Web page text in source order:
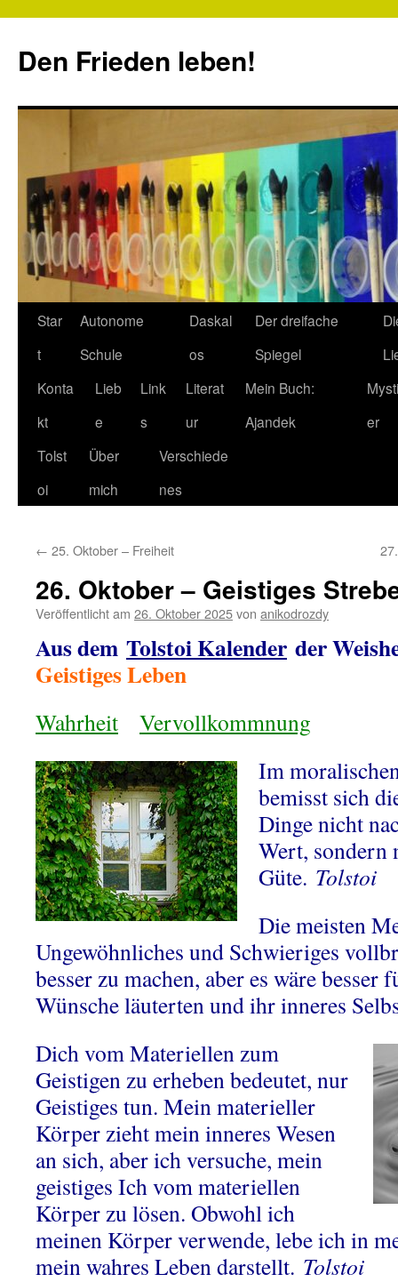
springen
Den Frieden leben!
Star
t
Autonome
Schule
Daskal
os
Der dreifache
Spiegel
Konta
kt
Lieb
e
Link
s
Literat
ur
Mein Buch:
Ajandek
er
Tolst
oi
Über
mich
Verschiede
nes
← 25. Oktober – Freiheit
26. Oktober – Geistiges
Veröffentlicht am 26. Oktober 2025von anikodrozdy
Aus dem Tolstoi Kalender der
Geistiges Leben
Wahrheit
Vervollkommnung
Im
bemisst sich
Dinge nicht
Wert, sondern
Güte. Tolstoi
Die meisten
Ungewöhnliches und Schwieriges
besser zu machen, aber es wäre besser
Wünsche läuterten und ihr inneres
Dich vom Materiellen zum
Geistigen zu erheben bedeutet, nur
Geistiges tun. Mein materieller
Körper zieht mein inneres Wesen
an sich, aber ich versuche, mein
geistiges Ich vom materiellen
Körper zu lösen. Obwohl ich
meinen Körper verwende, lebe ich in
mein wahres Leben darstellt. Tolstoi